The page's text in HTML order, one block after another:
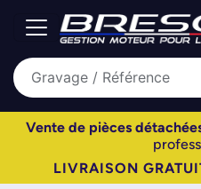
Vente de pièces
LIVRAISON